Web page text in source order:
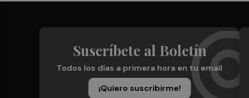
Suscríbete al Boletín
Todos los días a primera hora en tu email
¡Quiero suscribirme!